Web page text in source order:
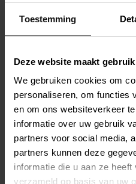
Toestemming
Deze website maakt
We gebruiken cookies om
personaliseren, om functies
en om ons websiteverkeer
informatie over uw gebruik
partners voor social media,
partners kunnen deze
informatie die u aan ze
verzameld op basis van uw
Specificaties:
tandenwissel
Duurzaam TPE rubber -
Veilig, bevat geen BPA
Goede grip & zichtbare
Voor puppy's en kleine
Omschrijving: EBI
Petit is een bijtspeeltje
puppy’s die tandjes
raakt het tandvlees van
tanden krijgen of de
Lees meer
Productspecificaties
Stel uw
Elke